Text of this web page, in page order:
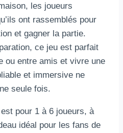
les joueurs
ont rassemblés pour
et gagner la partie.
ce jeu est parfait
ou entre amis et vivre une
et immersive ne
seule fois.
est pour 1 à 6 joueurs, à
idéal pour les fans de